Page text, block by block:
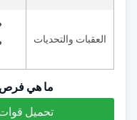
العقبات والتحديات
ما هي فرص
تحميل